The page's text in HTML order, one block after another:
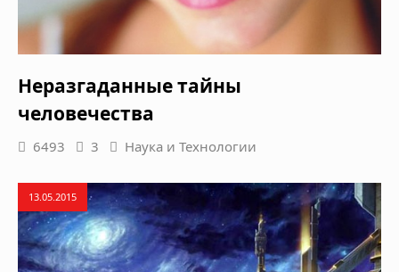
Неразгаданные тайны
человечества
6493 3 Наука и Технологии
13.05.2015